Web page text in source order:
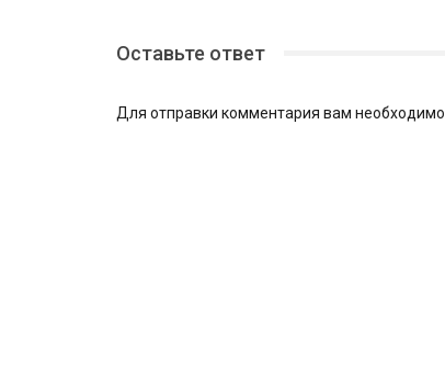
Оставьте ответ
Для отправки комментария вам необходимо